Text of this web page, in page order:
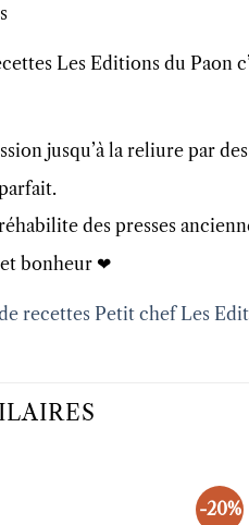
Les Editions du Paon
jusqu’à la reliure par
des presses
bonheur ❤
recettes Petit chef Les
-20%